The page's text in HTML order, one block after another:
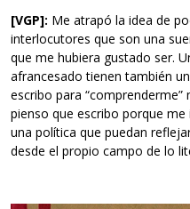
[VGP]: Me atrapó la idea de
interlocutores que son una
que me hubiera gustado ser.
afrancesado tienen también
escribo para
pienso que escribo porque
una política que puedan
desde el propio campo de lo